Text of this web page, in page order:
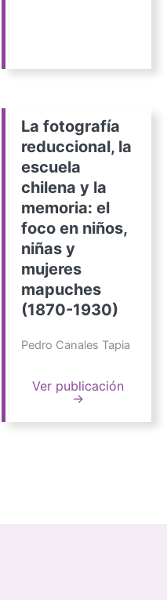
La fotografía
reduccional, la
escuela
chilena y la
memoria: el
foco en niños,
niñas y
mujeres
mapuches
(1870-1930)
Pedro Canales Tapia
Ver publicación
→